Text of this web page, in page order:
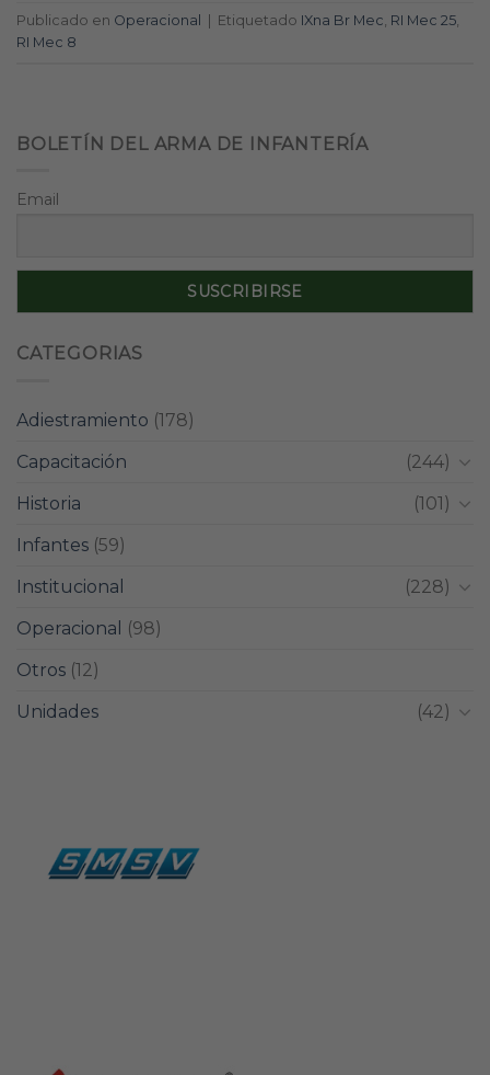
Publicado en Operacional Etiquetado IXna Br Mec, RI Mec 25,
RI Mec 8
BOLETÍN DEL ARMA DE INFANTERÍA
Email
CATEGORIAS
Adiestramiento (178)
Capacitación
(244)
Historia
(101)
Infantes (59)
Institucional
(228)
Operacional
(98)
Otros (12)
Unidades
(42)